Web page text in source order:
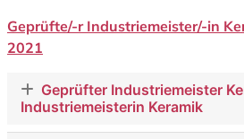
Geprüfte/-r Industriemeister/-in
2021
Geprüfter Industriemeister
Industriemeisterin Keramik